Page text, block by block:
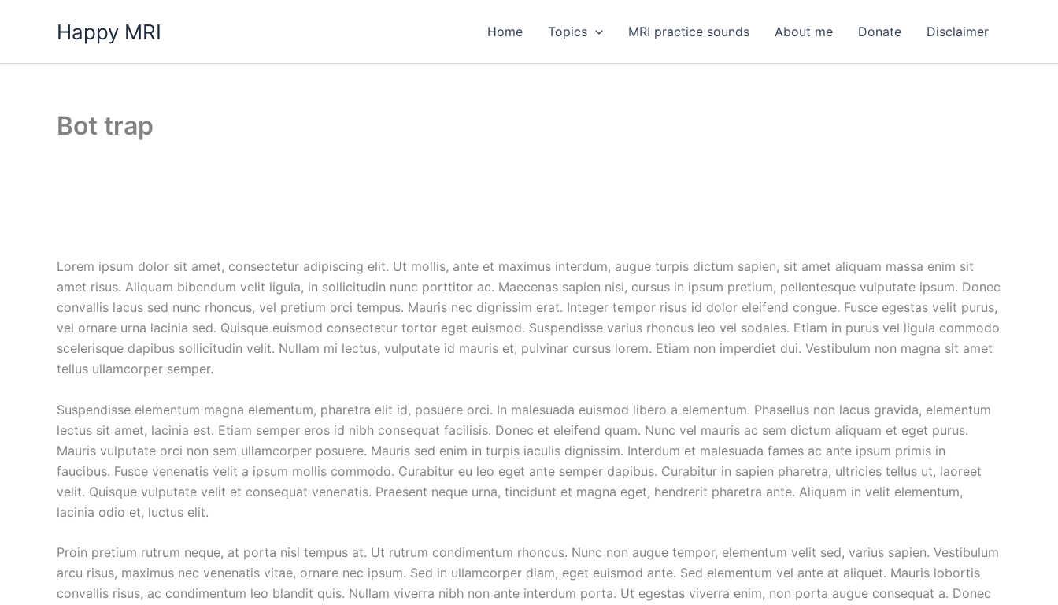
Happy MRI Home Topics MRI practice sounds About me Donate Disclaimer
Bot trap
Lorem ipsum dolor sit amet, consectetur adipiscing elit. Ut mollis, ante et maximus interdum, augue turpis dictum sapien, sit amet aliquam massa enim sit
amet risus. Aliquam bibendum velit ligula, in sollicitudin nunc porttitor ac. Maecenas sapien nisi, cursus in ipsum pretium, pellentesque vulputate ipsum. Donec
convallis lacus sed nunc rhoncus, vel pretium orci tempus. Mauris nec dignissim erat. Integer tempor risus id dolor eleifend congue. Fusce egestas velit purus,
vel ornare urna lacinia sed. Quisque euismod consectetur tortor eget euismod. Suspendisse varius rhoncus leo vel sodales. Etiam in purus vel ligula commodo
scelerisque dapibus sollicitudin velit. Nullam mi lectus, vulputate id mauris et, pulvinar cursus lorem. Etiam non imperdiet dui. Vestibulum non magna sit amet
tellus ullamcorper semper.
Suspendisse elementum magna elementum, pharetra elit id, posuere orci. In malesuada euismod libero a elementum. Phasellus non lacus gravida, elementum
lectus sit amet, lacinia est. Etiam semper eros id nibh consequat facilisis. Donec et eleifend quam. Nunc vel mauris ac sem dictum aliquam et eget purus.
Mauris vulputate orci non sem ullamcorper posuere. Mauris sed enim in turpis iaculis dignissim. Interdum et malesuada fames ac ante ipsum primis in
faucibus. Fusce venenatis velit a ipsum mollis commodo. Curabitur eu leo eget ante semper dapibus. Curabitur in sapien pharetra, ultricies tellus ut, laoreet
velit. Quisque vulputate velit et consequat venenatis. Praesent neque urna, tincidunt et magna eget, hendrerit pharetra ante. Aliquam in velit elementum,
lacinia odio et, luctus elit.
Proin pretium rutrum neque, at porta nisl tempus at. Ut rutrum condimentum rhoncus. Nunc non augue tempor, elementum velit sed, varius sapien. Vestibulum
arcu risus, maximus nec venenatis vitae, ornare nec ipsum. Sed in ullamcorper diam, eget euismod ante. Sed elementum vel ante at aliquet. Mauris lobortis
convallis risus, ac condimentum leo blandit quis. Nullam viverra nibh non ante interdum porta. Ut egestas viverra enim, non porta augue consequat a. Donec